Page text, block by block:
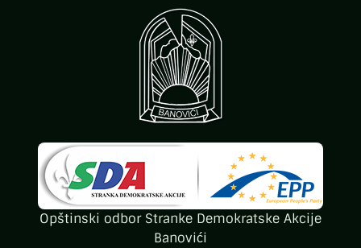
Opštinski odbor Stranke Demokratske Akcije
Banovići